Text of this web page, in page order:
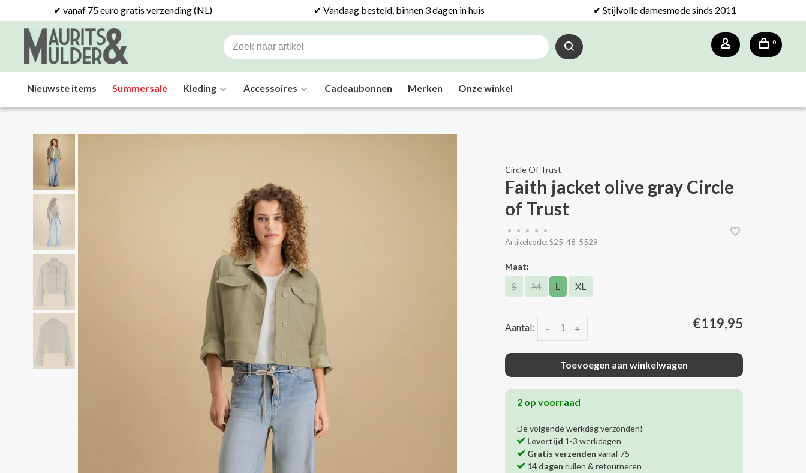
✔ vanaf 75 euro gratis verzending (NL) ✔ Vandaag besteld, binnen 3 dagen in huis ✔ Stijlvolle damesmode sinds 2011
0
Nieuwste items Summersale Kleding Accessoires Cadeaubonnen Merken Onze winkel
Circle Of Trust
Faith jacket olive gray Circle
of Trust
• • • •
•
Artikelcode:S25_48_5529
Maat:
S M L XL
Aantal: +
- €119,95
Toevoegen aan winkelwagen
2 op voorraad
De volgende werkdag verzonden!
Levertijd 1-3 werkdagen
Gratis verzenden vanaf 75
14 dagen ruilen & retourneren